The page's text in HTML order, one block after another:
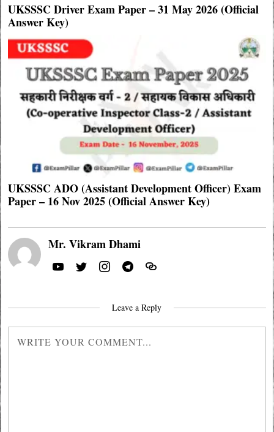
UKSSSC Driver Exam Paper – 31 May 2026 (Official
Answer Key)
UKSSSC ADO (Assistant Development Officer) Exam
Paper – 16 Nov 2025 (Official Answer Key)
Mr. Vikram Dhami
Leave a Reply